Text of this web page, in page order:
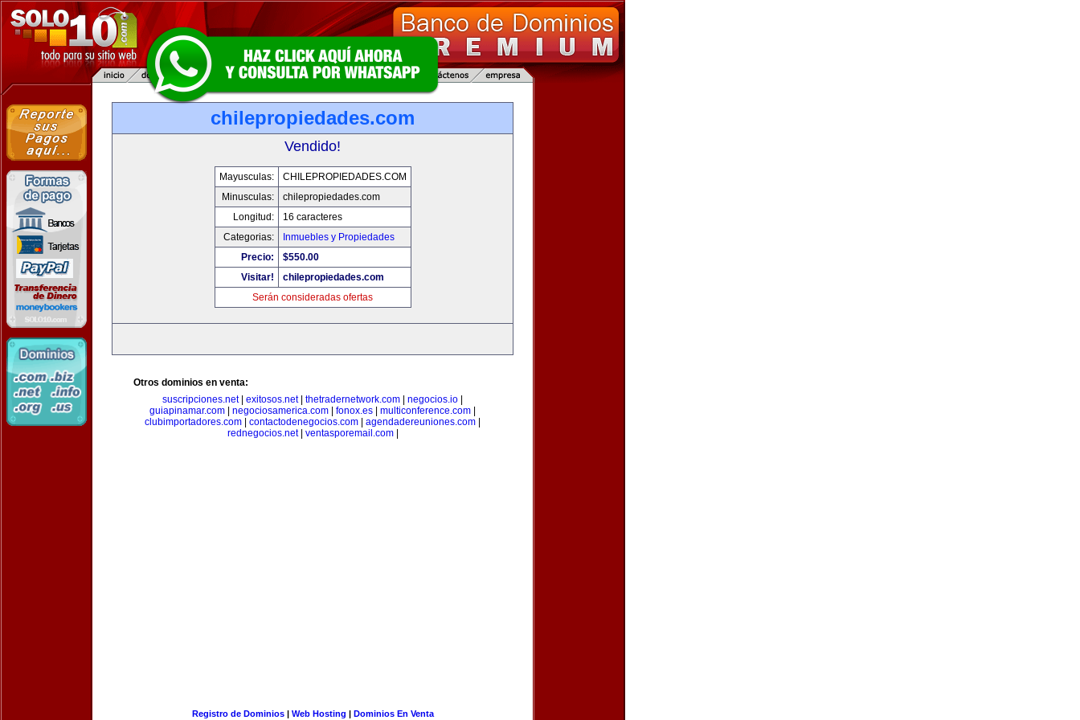
chilepropiedades.com
Vendido!
Mayusculas:
CHILEPROPIEDADES.COM
Minusculas:
chilepropiedades.com
Longitud:
16 caracteres
Categorias:
Inmuebles y Propiedades
Precio:
$550.00
Visitar!
chilepropiedades.com
Serán consideradas ofertas
Otros dominios en venta:
suscripciones.net| exitosos.net| thetradernetwork.com negocios.io
guiapinamar.com
negociosamerica.com fonox.es multiconference.com
clubimportadores.com
contactodenegocios.com agendadereuniones.com
rednegocios.net| ventasporemail.com|
Registro de Dominios| Web Hosting | Dominios En Venta